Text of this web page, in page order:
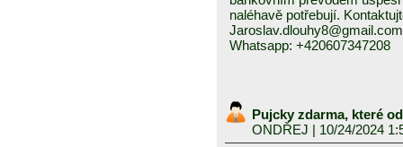
naléhavě potřebují.
Jaroslav.dlouhy8@gmail.com
Whatsapp: +420607347208
Pujcky zdarma, které
ONDŘEJ | 10/24/2024